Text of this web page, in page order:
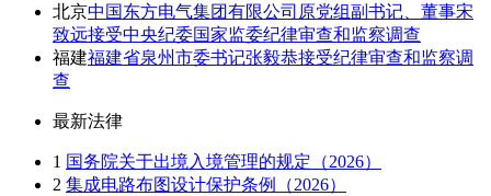
北京中国东方电气集团有限公司原党组副书记、董事宋
致远接受中央纪委国家监委纪律审查和监察调查
福建福建省泉州市委书记张毅恭接受纪律审查和监察调
查
最新法律
1 国务院关于出境入境管理的规定（2026）
2 集成电路布图设计保护条例（2026）